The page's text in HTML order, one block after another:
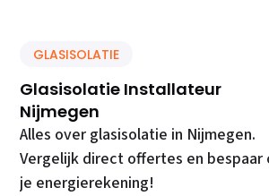
GLASISOLATIE
Glasisolatie Installateur
Nijmegen
Alles over glasisolatie in Nijmegen.
Vergelijk direct offertes en bespaar
je energierekening!